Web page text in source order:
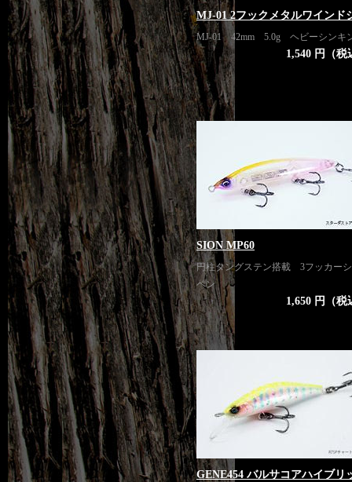
MJ-01 2フックメタルワインド
MJ-01 42mm 5.0g ヘビーシンキ
1,540 円（税
SION MP60
円柱タングステン搭載 3フッカー
ペン
1,650 円（税
GENE454 バルサコアハイブリ